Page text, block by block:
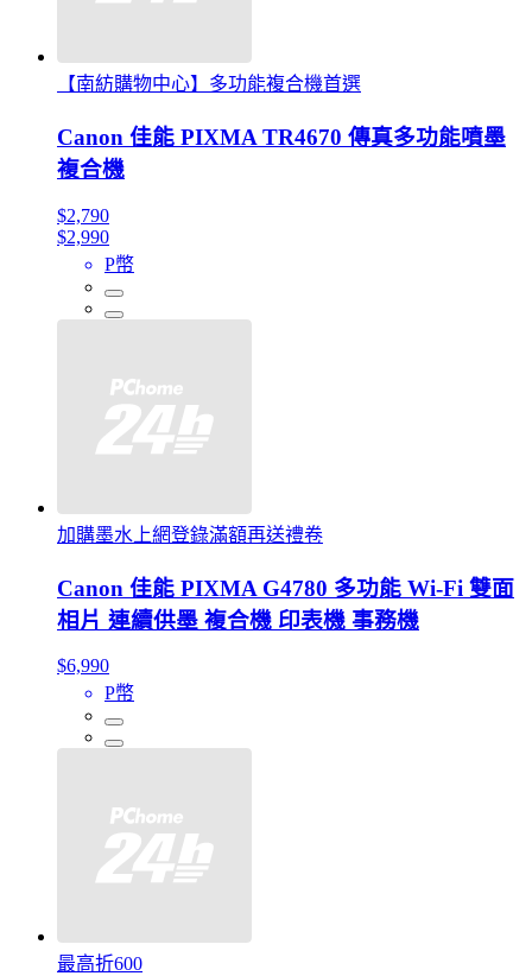
【南紡購物中心】多功能複合機首選
Canon 佳能 PIXMA TR4670 傳真多功能噴墨
複合機
$2,790
$2,990
P幣
加購墨水上網登錄滿額再送禮卷
Canon 佳能 PIXMA G4780 多功能 Wi-Fi 雙面
相片 連續供墨 複合機 印表機 事務機
$6,990
P幣
最高折600